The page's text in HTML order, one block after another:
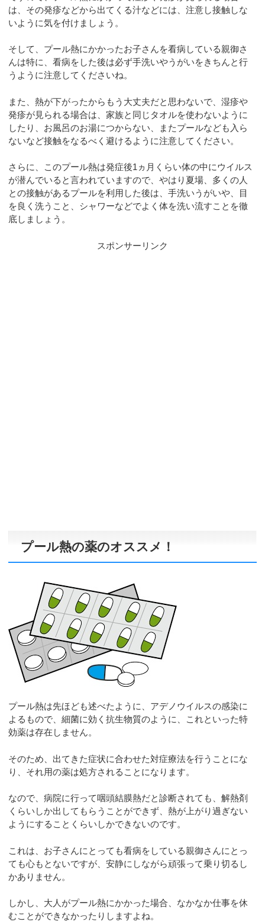
は、その発疹などから出てくる汁などには、注意し接触しな
いように気を付けましょう。
そして、プール熱にかかったお子さんを看病している親御さ
んは特に、看病をした後は必ず手洗いやうがいをきちんと行
うように注意してくださいね。
また、熱が下がったからもう大丈夫だと思わないで、湿疹や
発疹が見られる場合は、家族と同じタオルを使わないように
したり、お風呂のお湯につからない、またプールなども入ら
ないなど接触をなるべく避けるように注意してください。
さらに、このプール熱は発症後1ヵ月くらい体の中にウイルス
が潜んでいると言われていますので、やはり夏場、多くの人
との接触があるプールを利用した後は、手洗いうがいや、目
を良く洗うこと、シャワーなどでよく体を洗い流すことを徹
底しましょう。
スポンサーリンク
プール熱の薬のオススメ！
プール熱は先ほども述べたように、アデノウイルスの感染に
よるもので、細菌に効く抗生物質のように、これといった特
効薬は存在しません。
そのため、出てきた症状に合わせた対症療法を行うことにな
り、それ用の薬は処方されることになります。
なので、病院に行って咽頭結膜熱だと診断されても、解熱剤
くらいしか出してもらうことができず、熱が上がり過ぎない
ようにすることくらいしかできないのです。
これは、お子さんにとっても看病をしている親御さんにとっ
ても心もとないですが、安静にしながら頑張って乗り切るし
かありません。
しかし、大人がプール熱にかかった場合、なかなか仕事を休
むことができなかったりしますよね。